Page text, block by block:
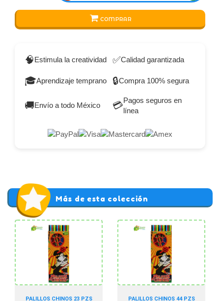
COMPRAR
🧠Estimula la creatividad ✅Calidad garantizada
🎓Aprendizaje temprano 🔒Compra 100% segura
🚚Envío a todo México 💳Pagos seguros en
línea
Más de esta colección
PALILLOS CHINOS 23 PZS PALILLOS CHINOS 44 PZS